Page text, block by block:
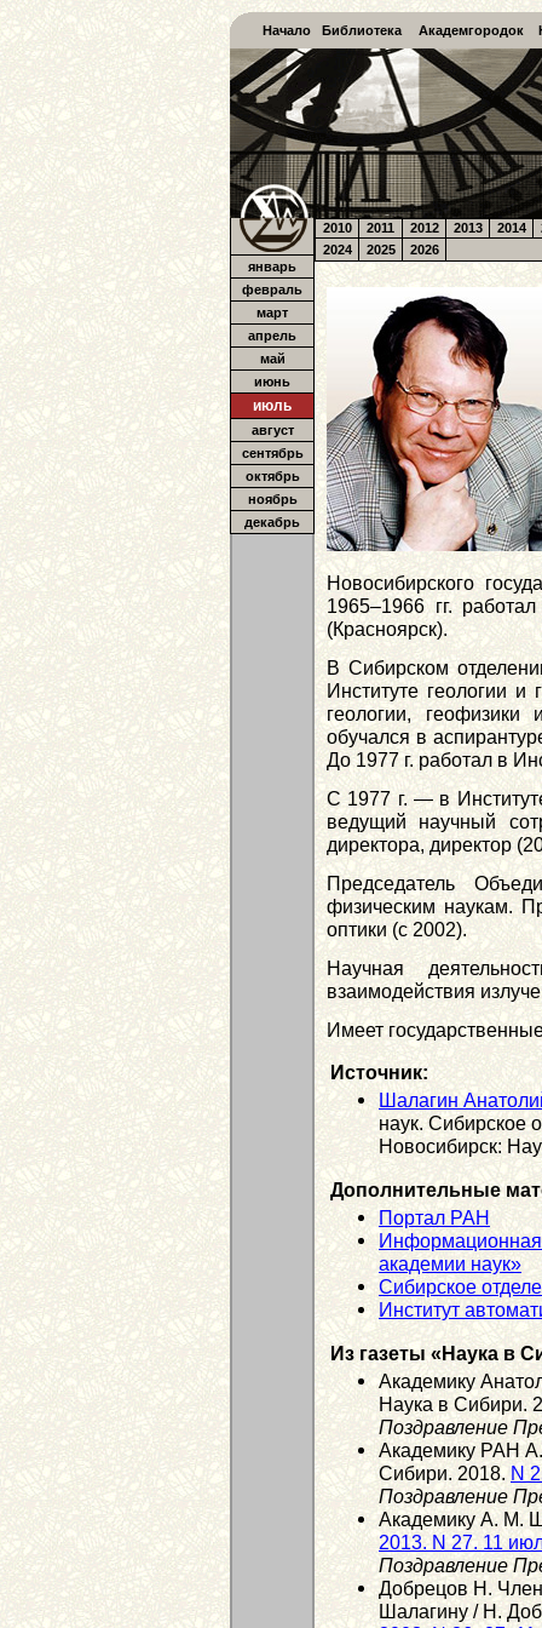
Начало Библиотека Академгородок
январь
февраль
март
апрель
май
июнь
июль
август
сентябрь
октябрь
ноябрь
декабрь
2010 2011 2012 2013 2014
2024
2025 2026
Новосибирского
1965–1966 гг.
(Красноярск).
В Сибирском
Институте геологии
геологии,
обучался в
До 1977 г. работал в
С 1977 г. — в
ведущий научный
директора, директор
Председатель
физическим наукам.
оптики (с 2002).
Научная
взаимодействия
Имеет
Источник:
Шалагин
наук. Сибирское
Новосибирск:
Дополнительные
Портал РАН
Информационная
академии наук»
Сибирское
Институт
Из газеты «Наука в
Академику
Наука в Сибири.
Поздравление
Академику РАН
Сибири. 2018. N
Поздравление
Академику А. М.
2013. N 27. 11
Поздравление
Добрецов Н.
Шалагину / Н.